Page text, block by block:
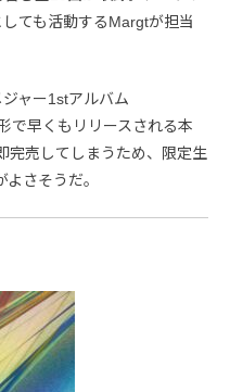
ても活動するMargtが担当
ャー1stアルバム
で早くもリリースされる本
完売してしまうため、限定生
さそうだ。